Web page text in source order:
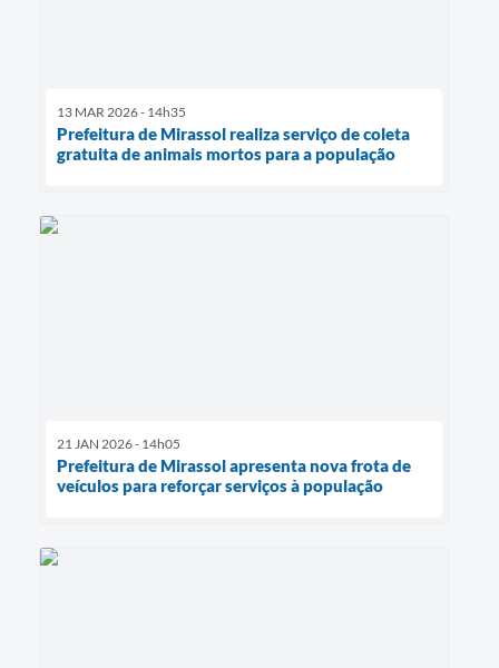
13 MAR 2026 - 14h35
Prefeitura de Mirassol realiza serviço de coleta
gratuita de animais mortos para a população
21 JAN 2026 - 14h05
Prefeitura de Mirassol apresenta nova frota de
veículos para reforçar serviços à população